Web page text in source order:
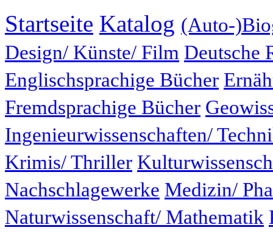
Startseite Katalog (Auto-
Design/ Künste/ Film Deutsche
Englischsprachige Bücher
Fremdsprachige Bücher
Ingenieurwissenschaften/
Krimis/ Thriller
Nachschlagewerke Medizin/
Naturwissenschaft/ Mathematik